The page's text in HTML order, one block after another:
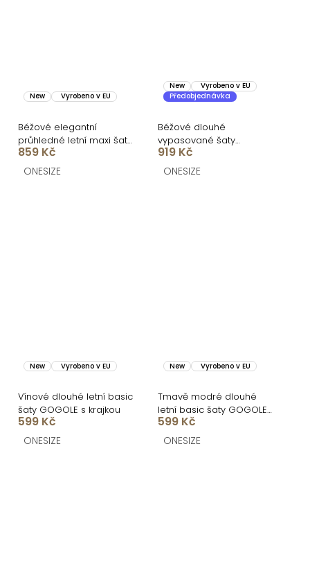
New Vyrobeno v EU
Béžové elegantní
průhledné letní maxi šaty
UMARIE s dlouhým
rukávem
859 Kč
ONESIZE
New
Vyrobeno v EU
Předobjednávka
Béžové dlouhé
vypasované šaty
DOROTA na ramínka
919 Kč
ONESIZE
New Vyrobeno v EU
Vínové dlouhé letní basic
šaty GOGOLE s krajkou
599 Kč
ONESIZE
New Vyrobeno v EU
Tmavě modré dlouhé
letní basic šaty GOGOLE
s krajkou
599 Kč
ONESIZE